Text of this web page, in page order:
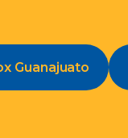
Guanajuato